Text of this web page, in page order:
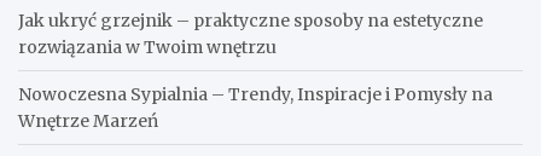
Jak ukryć grzejnik – praktyczne sposoby na estetyczne
rozwiązania w Twoim wnętrzu
Nowoczesna Sypialnia – Trendy, Inspiracje i Pomysły na
Wnętrze Marzeń